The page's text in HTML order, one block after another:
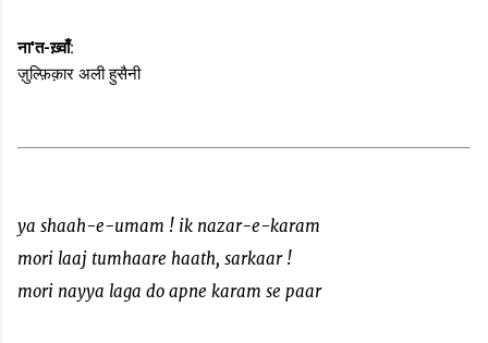
ना'त-ख़्वाँ:
ज़ुल्फ़िक़ार अली हुसैनी
ya shaah-e-umam ! ik nazar-e-karam
mori laaj tumhaare haath, sarkaar !
mori nayya laga do apne karam se paar